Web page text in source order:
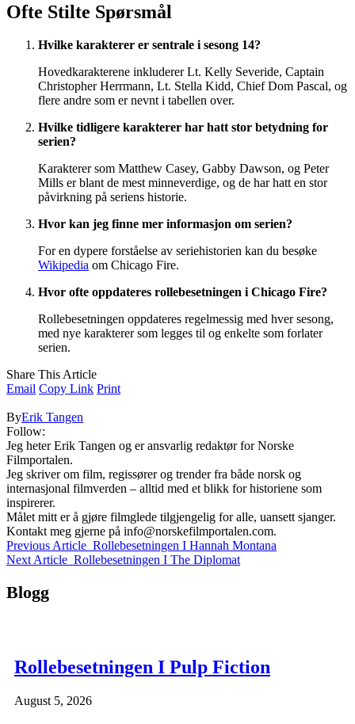
Ofte Stilte Spørsmål
Hvilke karakterer er sentrale i sesong 14?
Hovedkarakterene inkluderer Lt. Kelly Severide, Captain
Christopher Herrmann, Lt. Stella Kidd, Chief Dom Pascal, og
flere andre som er nevnt i tabellen over.
Hvilke tidligere karakterer har hatt stor betydning for
serien?
Karakterer som Matthew Casey, Gabby Dawson, og Peter
Mills er blant de mest minneverdige, og de har hatt en stor
påvirkning på seriens historie.
Hvor kan jeg finne mer informasjon om serien?
For en dypere forståelse av seriehistorien kan du besøke
Wikipedia om Chicago Fire.
Hvor ofte oppdateres rollebesetningen i Chicago Fire?
Rollebesetningen oppdateres regelmessig med hver sesong,
med nye karakterer som legges til og enkelte som forlater
serien.
Share This Article
Email Copy Link Print
ByErik Tangen
Follow:
Jeg heter Erik Tangen og er ansvarlig redaktør for Norske
Filmportalen.
Jeg skriver om film, regissører og trender fra både norsk og
internasjonal filmverden – alltid med et blikk for historiene som
inspirerer.
Målet mitt er å gjøre filmglede tilgjengelig for alle, uansett sjanger.
Kontakt meg gjerne på info@norskefilmportalen.com.
Previous Article Rollebesetningen I Hannah Montana
Next Article Rollebesetningen I The Diplomat
Blogg
Rollebesetningen I Pulp Fiction
August 5, 2026